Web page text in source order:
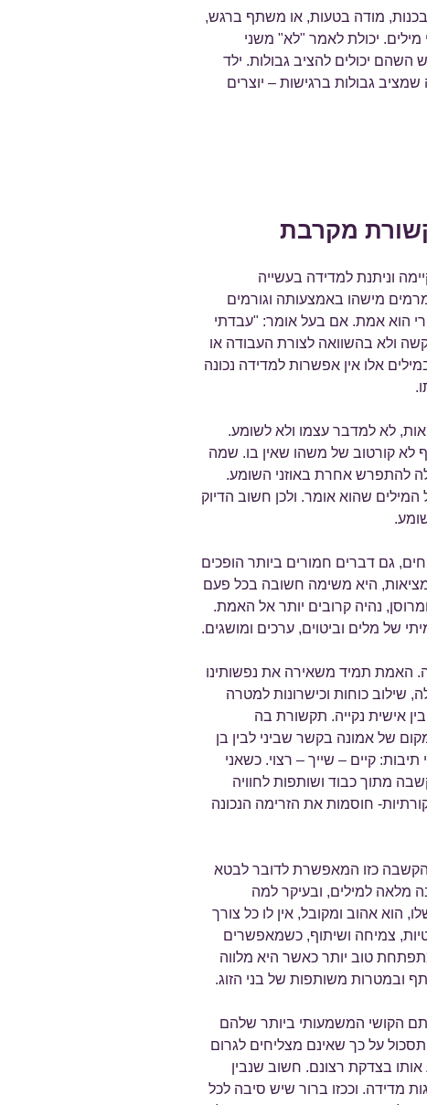
מודה בטעות, או משתף ברגש,
מילים. יכולת לאמר "לא" משני
השהם יכולים להציב גבולות. ילד
גבולות ברגישות – יוצרים
מקרבת
וניתנת למדידה בעשייה
מישהו באמצעותה וגורמים
הוא אמת. אם בעל אומר: "עבדתי
ולא בהשוואה לצורת העבודה או
אלו אין אפשרות למדידה נכונה
לא למדבר עצמו ולא לשומע.
לא קורטוב של משהו שאין בו. שמה
להתפרש אחרת באוזני השומע.
שהוא אומר. ולכן חשוב הדיוק
גם דברים חמורים ביותר הופכים
היא משימה חשובה בכל פעם
נהיה קרובים יותר אל האמת.
של מלים וביטוים, ערכים ומושגים.
האמת תמיד משאירה את נפשותינו
שילוב כוחות וכישרונות למטרה
אישית נקייה. תקשורת בה
של אמונה בקשר שביני לבין בן
קיים – שייך – רצוי. כשאני
מתוך כבוד ושותפות לחוויה
חוסמות את הזרימה הנכונה
כזו המאפשרת לדובר לבטא
מלאה למילים, ובעיקר למה
הוא אהוב ומקובל, אין לו כל צורך
צמיחה ושיתוף, כשמאפשרים
טוב יותר כאשר היא מלווה
ובמטרות משותפות של בני הזוג.
הקושי המשמעותי ביותר שלהם
על כך שאינם מצליחים לגרום
אותו בצדקת רצונם. חשוב שנבין
מדידה. וככזו ברור שיש סיבה לכל